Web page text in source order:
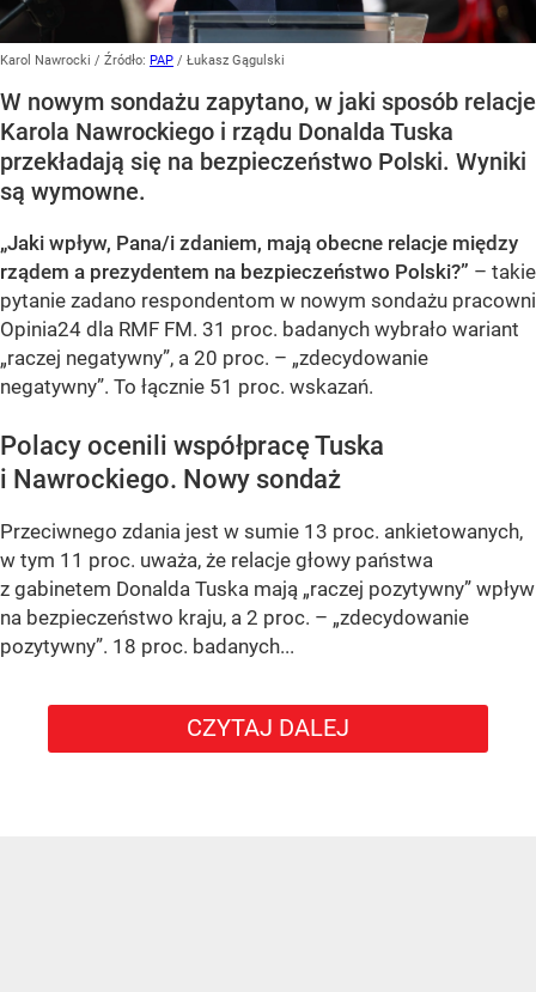
Karol Nawrocki / Źródło: PAP / Łukasz Gągulski
W nowym sondażu zapytano, w jaki sposób relacje
Karola Nawrockiego i rządu Donalda Tuska
przekładają się na bezpieczeństwo Polski. Wyniki
są wymowne.
„Jaki wpływ, Pana/i zdaniem, mają obecne relacje między
rządem a prezydentem na bezpieczeństwo Polski?” – takie
pytanie zadano respondentom w nowym sondażu pracowni
Opinia24 dla RMF FM. 31 proc. badanych wybrało wariant
„raczej negatywny”, a 20 proc. – „zdecydowanie
negatywny”. To łącznie 51 proc. wskazań.
Polacy ocenili współpracę Tuska
i Nawrockiego. Nowy sondaż
Przeciwnego zdania jest w sumie 13 proc. ankietowanych,
w tym 11 proc. uważa, że relacje głowy państwa
z gabinetem Donalda Tuska mają „raczej pozytywny” wpływ
na bezpieczeństwo kraju, a 2 proc. – „zdecydowanie
pozytywny”. 18 proc. badanych...
CZYTAJ DALEJ